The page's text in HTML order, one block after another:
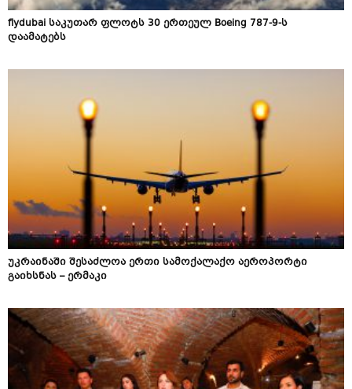
flydubai საკუთარ ფლოტს 30 ერთეულ Boeing 787-9-ს
დაამატებს
უკრაინაში შესაძლოა ერთი სამოქალაქო აეროპორტი
გაიხსნას – ერმაკი